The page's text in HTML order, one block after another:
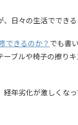
日々の生活でできる
できるのか？ でも書
ブルや椅子の擦り
年劣化が激しくな